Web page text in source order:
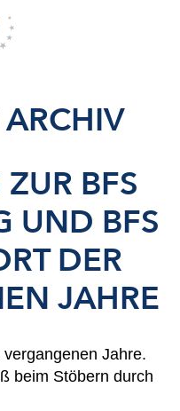
BFS
UND BFS
DER
JAHRE
Jahre.
beim Stöbern durch